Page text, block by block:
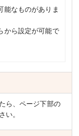
能なものがありま
から設定が可能で
ら、ページ下部の
い。